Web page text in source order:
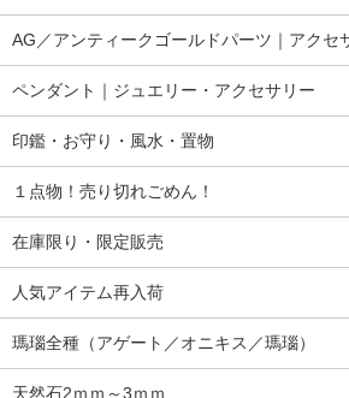
AG／アンティークゴールドパーツ｜アクセ
ペンダント｜ジュエリー・アクセサリー
印鑑・お守り・風水・置物
１点物！売り切れごめん！
在庫限り・限定販売
人気アイテム再入荷
瑪瑙全種（アゲート／オニキス／瑪瑙）
天然石2ｍｍ～3ｍｍ